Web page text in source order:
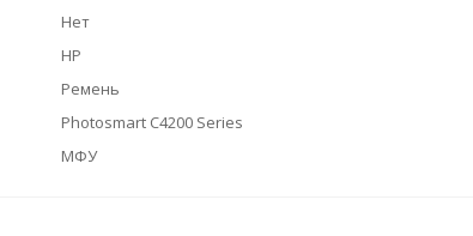
Нет
HP
Ремень
Photosmart C4200 Series
МФУ